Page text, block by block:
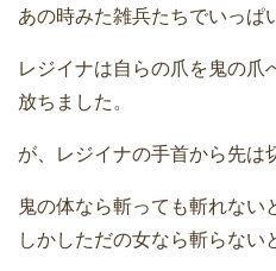
あの時みた雑兵たちでいっぱ
レジイナは自らの爪を鬼の爪
放ちました。
が、レジイナの手首から先は
鬼の体なら斬っても斬れない
しかしただの女なら斬らない